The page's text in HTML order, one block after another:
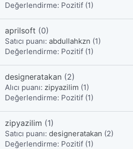
Değerlendirme: Pozitif (1)
aprilsoft (0)
Satıcı puanı: abdullahkzn (1)
Değerlendirme: Pozitif (1)
designeratakan (2)
Alıcı puanı: zipyazilim (1)
Değerlendirme: Pozitif (1)
zipyazilim (1)
Satıcı puanı: designeratakan (2)
Değerlendirme: Pozitif (1)